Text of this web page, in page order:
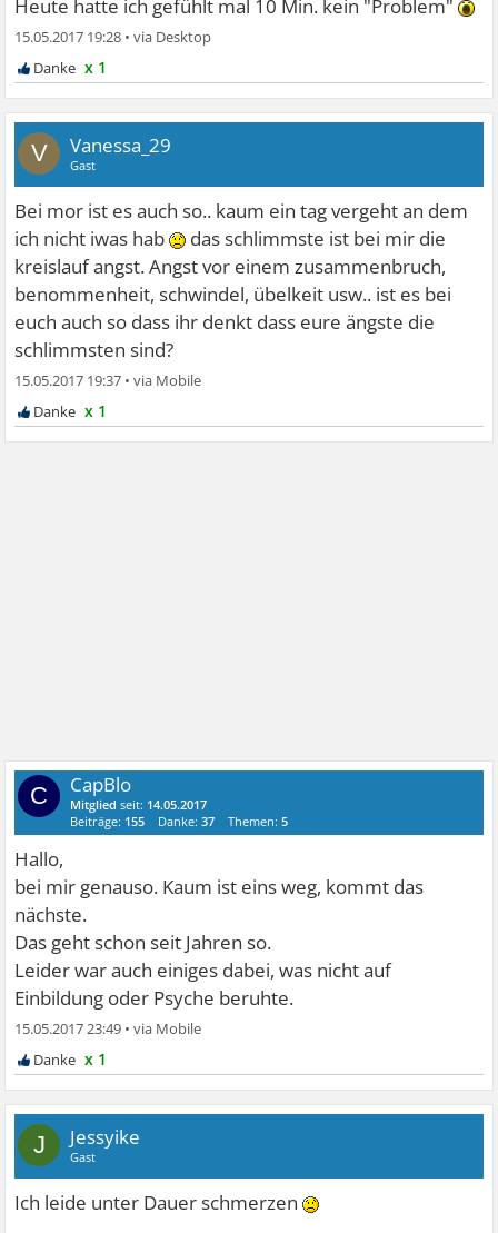
Heute hatte ich gefühlt mal 10 Min. kein "Problem"
15.05.2017 19:28 •
x 1
V Vanessa_29
Gast
Bei mor ist es auch so.. kaum ein tag vergeht an dem
ich nicht iwas hab
das schlimmste ist bei mir die
kreislauf angst. Angst vor einem zusammenbruch,
benommenheit, schwindel, übelkeit usw.. ist es bei
euch auch so dass ihr denkt dass eure ängste die
schlimmsten sind?
15.05.2017 19:37 •
x 1
C CapBlo
Mitglied seit: 14.05.2017
Beiträge: 155 Danke:37 Themen:5
Hallo,
bei mir genauso. Kaum ist eins weg, kommt das
nächste.
Das geht schon seit Jahren so.
Leider war auch einiges dabei, was nicht auf
Einbildung oder Psyche beruhte.
15.05.2017 23:49 •
x 1
J Jessyike
Gast
Ich leide unter Dauer schmerzen